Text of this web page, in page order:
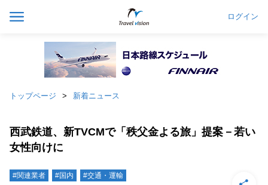
ログイン
トップページ 新着ニュース
西武鉄道、新TVCMで「秩父金よる旅」提案－若い
女性向けに
#関連業者 #国内 #交通・運輸